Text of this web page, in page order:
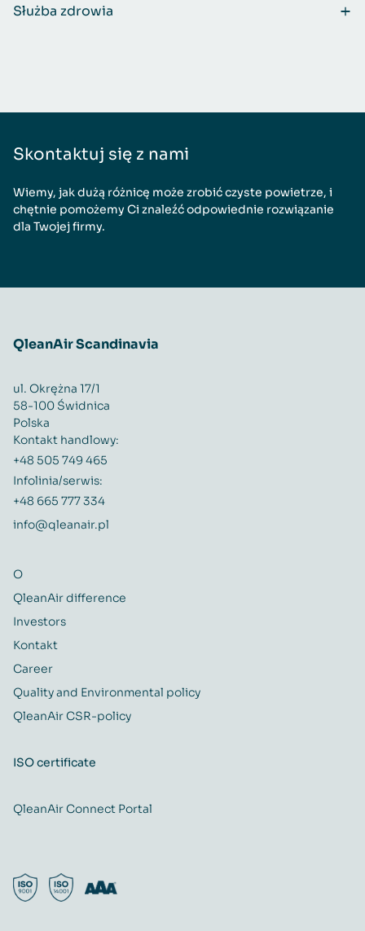
Służba zdrowia
Skontaktuj się z nami
Wiemy, jak dużą różnicę może zrobić czyste powietrze, i
chętnie pomożemy Ci znaleźć odpowiednie rozwiązanie
dla Twojej firmy.
QleanAir Scandinavia
ul. Okrężna 17/1
58-100 Świdnica
Polska
Kontakt handlowy:
+48 505 749 465
Infolinia/serwis:
+48 665 777 334
info@qleanair.pl
O
QleanAir difference
Investors
Kontakt
Career
Quality and Environmental policy
QleanAir CSR-policy
ISO certificate
QleanAir Connect Portal